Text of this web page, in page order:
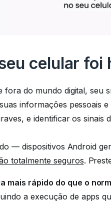
celular foi
fora do mundo digital, seu
informações pessoais
e identificar os
— dispositivos Android
totalmente seguros.
mais rápido do que o
a execução de apps